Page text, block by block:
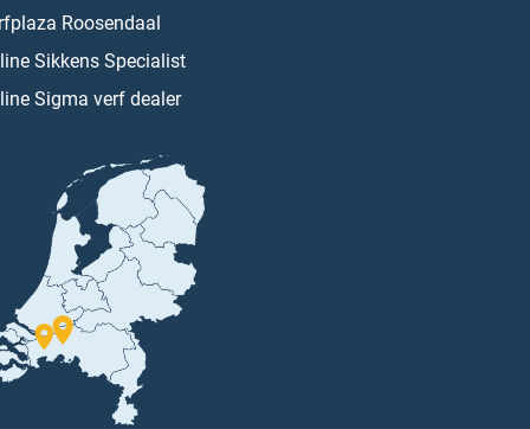
Roosendaal
Sikkens Specialist
Sigma verf dealer